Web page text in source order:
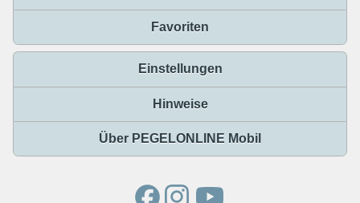
Favoriten
Einstellungen
Hinweise
Über PEGELONLINE Mobil